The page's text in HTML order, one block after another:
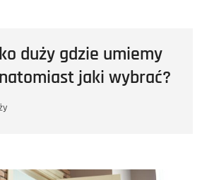
i
s
k
duży gdzie umiemy
jaki wybrać?